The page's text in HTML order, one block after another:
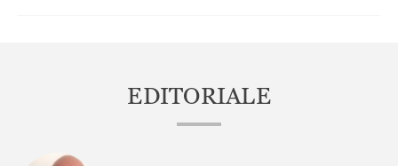
EDITORIALE